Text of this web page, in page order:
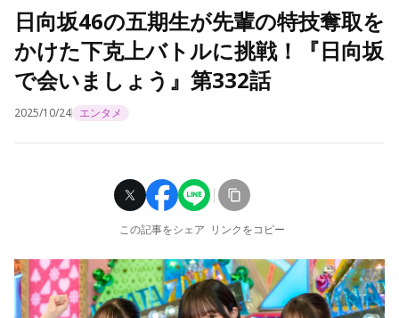
日向坂46の五期生が先輩の特技奪取を
かけた下克上バトルに挑戦！『日向坂
で会いましょう』第332話
2025/10/24 エンタメ
この記事をシェア リンクをコピー